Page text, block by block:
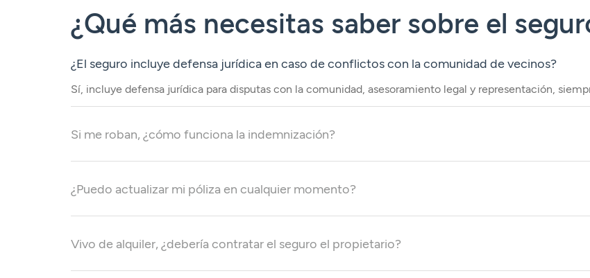
¿Qué más necesitas saber sobre el
¿El seguro incluye defensa jurídica en caso de conflictos con la comunidad de vecinos?
Sí, incluye defensa jurídica para disputas con la comunidad, asesoramiento legal y representación,
Si me roban, ¿cómo funciona la indemnización?
¿Puedo actualizar mi póliza en cualquier momento?
Vivo de alquiler, ¿debería contratar el seguro el propietario?